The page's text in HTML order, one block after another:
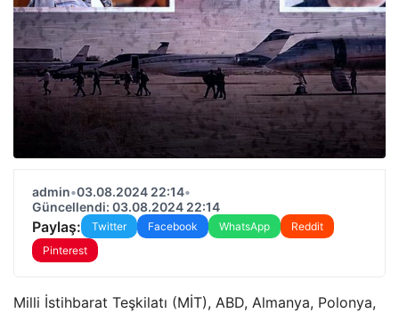
admin•03.08.2024 22:14•
Güncellendi: 03.08.2024 22:14
Paylaş: Twitter Facebook WhatsApp
Reddit
Pinterest
Milli İstihbarat Teşkilatı (MİT), ABD, Almanya, Polonya,